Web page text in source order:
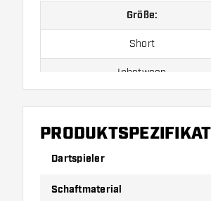
Größe:
Short
Inbetween
Preise gelten jeweils für ein Set
Dartspieler
Schaftmaterial